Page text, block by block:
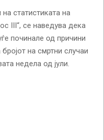
статистиката на
III“, се наведува дека
починале од причини
на смртни случаи
недела од јули.